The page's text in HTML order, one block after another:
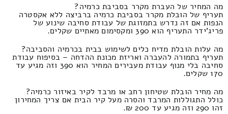
מה המחיר של העברת מקרר בסביבת כרמיה?
תעריף של הובלת מקרר בסביבת כרמיה ברביצה ללא אקסטרה
הנפות אם זה נדרש בתמזוגת של עבודת סחיבה שינוע של
פריג'ידר התעריף הוא 390 ומקסימום מאתיים שקלים.
מה עלות הובלת מדיח כלים לשימוש בבית בכרמיה והסביבה?
תעריף בתמורה להעברה ואריזת מכונת ההדחה – בסיפוח עבודת
סחיבה בלי מנוף עבודת מעבירים המחיר הוא 390 וזה מגיע עד
170 שקלים.
מה מחיר הובלת שטיחון רחב או מרבד לקיר באיזור כרמיה?
כולל התגוללות המרבד והסרה מעל קיר הבית אם צריך המחירון
זהו 290 וזה מגיע עד 200 ₪.